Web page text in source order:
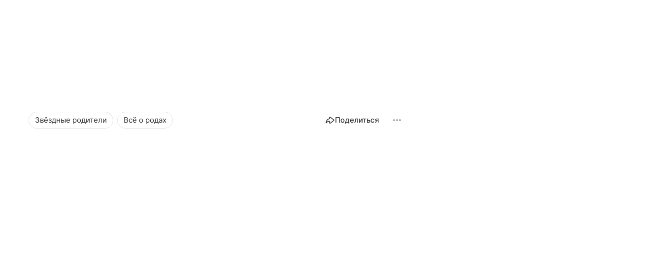
Звёздные родители Всё о родах Поделиться